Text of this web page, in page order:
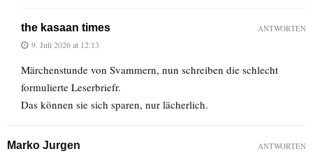
the kasaan times
9. Juli 2026 at 12:13
Märchenstunde von Svammern, nun schreiben die schlecht
formulierte Leserbriefr.
Das können sie sich sparen, nur lächerlich.
ANTWORTEN
Marko Jurgen ANTWORTEN